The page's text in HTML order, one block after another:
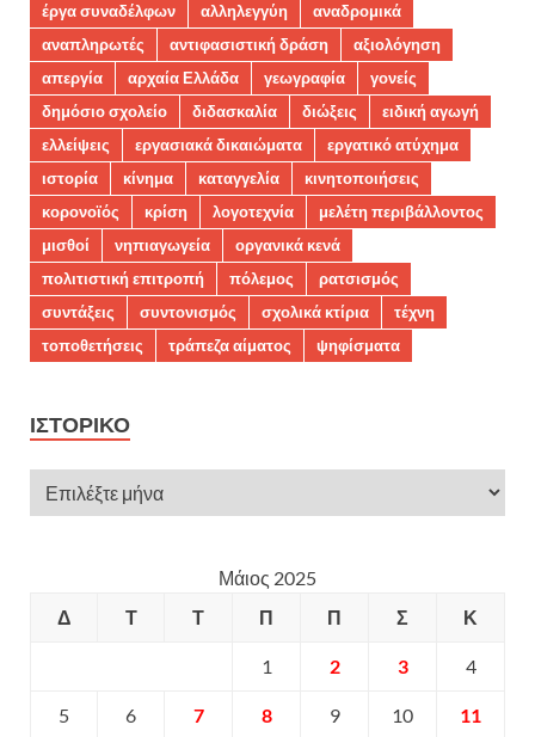
έργα συναδέλφων
αλληλεγγύη
αναδρομικά
αναπληρωτές
αντιφασιστική δράση
αξιολόγηση
απεργία
αρχαία Ελλάδα γεωγραφία
γονείς
δημόσιο σχολείο
διδασκαλία διώξεις
ειδική αγωγή
ελλείψεις
εργασιακά δικαιώματα
εργατικό ατύχημα
ιστορία
κίνημα καταγγελία
κινητοποιήσεις
κορονοϊός
κρίση λογοτεχνία
μελέτη περιβάλλοντος
μισθοί
νηπιαγωγεία
οργανικά κενά
πολιτιστική επιτροπή
πόλεμος
ρατσισμός
συντάξεις
συντονισμός σχολικά κτίρια
τέχνη
τοποθετήσεις
τράπεζα αίματος ψηφίσματα
ΙΣΤΟΡΙΚΌ
Μάιος 2025
Δ
Τ Τ Π Π Σ Κ
1 2 3 4
5 6 7 8 9 10 11